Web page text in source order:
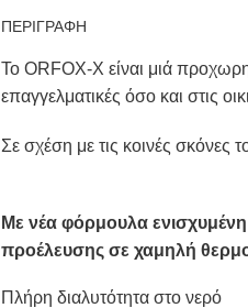
ΠΕΡΙΓΡΑΦΗ
Το ORFOX-X είναι μιά
επαγγελματικές όσο και στις
Σε σχέση με τις κοινές σκόνες
Με νέα φόρμουλα
προέλευσης σε χαμηλή
Πλήρη διαλυτότητα στο νερό